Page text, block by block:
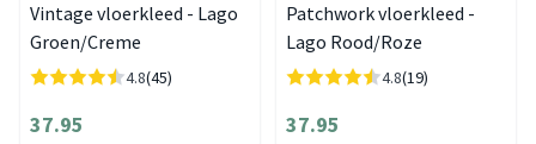
Vintage vloerkleed - Lago
Groen/Creme
4.8(45)
37.95
Patchwork vloerkleed -
Lago Rood/Roze
4.8(19)
37.95